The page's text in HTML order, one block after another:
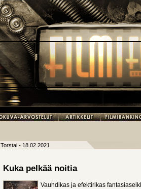
Torstai - 18.02.2021
Kuka pelkää noitia
Vauhdikas ja efektirikas